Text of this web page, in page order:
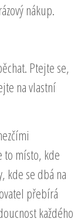
nákup.
Ptejte se,
na vlastní
to místo, kde
kde se dbá na
přebírá
každého